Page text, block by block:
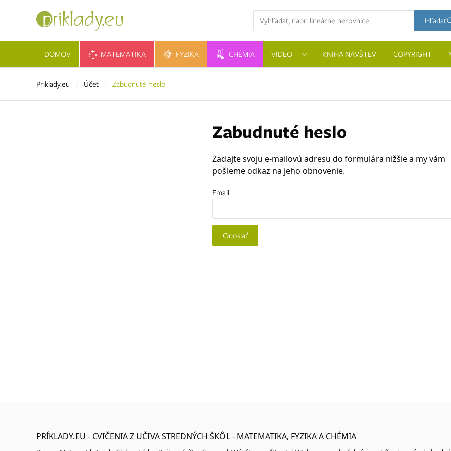
Hľadaná výraz Hľadať
DOMOV MATEMATIKA FYZIKA CHÉMIA VIDEO KNIHA NÁVŠTEV COPYRIGHT
Priklady.eu Účet Zabudnuté heslo
Zabudnuté heslo
Zadajte svoju e-mailovú adresu do formulára nižšie a my vám
pošleme odkaz na jeho obnovenie.
Email
Odoslať
PRÍKLADY.EU - CVIČENIA Z UČIVA STREDNÝCH ŠKÔL - MATEMATIKA, FYZIKA A CHÉMIA